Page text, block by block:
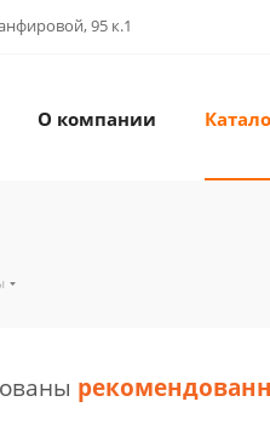
95 к.1
О компании